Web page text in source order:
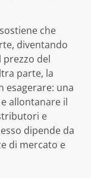
che
diventando
del
parte, la
esagerare: una
allontanare il
e
dipende da
di mercato e